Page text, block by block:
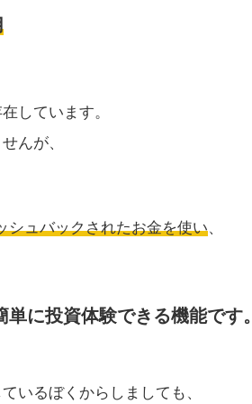
しています。
んが、
シュバックされたお金を使い、
単に投資体験できる機能です。
いるぼくからしましても、